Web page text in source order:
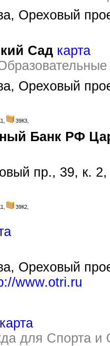
Ореховый
Сад карта
Ореховый
39К3,
Банк РФ
пр., 39, к. 2,
39К2,
Ореховый
www.otri.ru
карта
для Спорта и